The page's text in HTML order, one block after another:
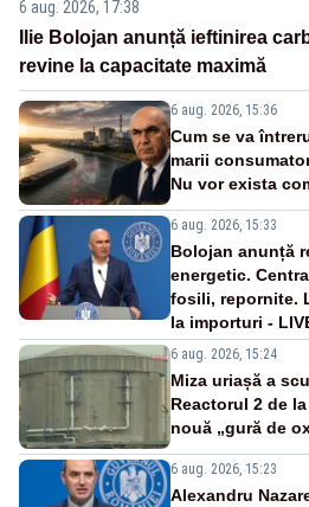
6 aug. 2026, 17:38
Ilie Bolojan anunță ieftinirea
revine la capacitate maximă
6 aug. 2026, 15:36
Cum se va
marii
Nu vor exista
6 aug. 2026, 15:33
Bolojan anunță
energetic.
fosili, repornite.
la importuri -
6 aug. 2026, 15:24
Miza uriașă a
Reactorul 2 de
nouă „gură de
6 aug. 2026, 15:23
Alexandru